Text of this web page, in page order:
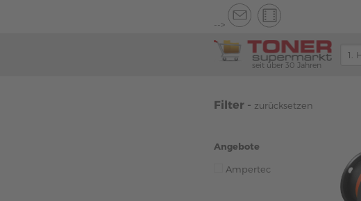
-->
seit über 30 Jahren
Filter - zurücksetzen
Angebote
Ampertec